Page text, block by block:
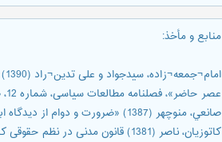
منابع و مأخذ:
عصر حاضر»، فصلنامه مطالعات سیاسی، شماره 12، صص 1-15.
صانعي، منوچهر (1387) «ضرورت و دوام از ديدگاه ابن سينا و ارسطو»، حكمت سينوي (مشكوه النور)، شماره 39، صص 49-62.
کاتوزیان، ناصر (1381) قانون مدنی در نظم حقوقی کنونی، چاپ هفتم، تهران، میزان.